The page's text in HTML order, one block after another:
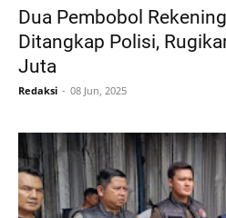
Dua Pembobol
Ditangkap Polisi,
Juta
Redaksi 08 Jun, 2025